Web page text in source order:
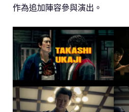
作為追加陣容參與演出。